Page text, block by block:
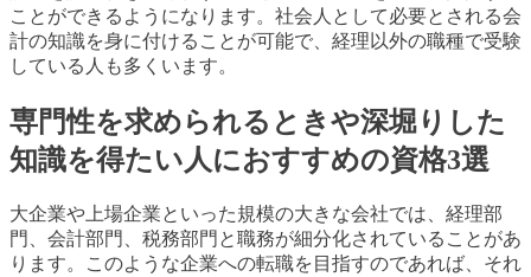
ことができるようになります。社会人として必要とされる会
計の知識を身に付けることが可能で、経理以外の職種で受験
している人も多くいます。
専門性を求められるときや深堀りした
知識を得たい人におすすめの資格3選
大企業や上場企業といった規模の大きな会社では、経理部
門、会計部門、税務部門と職務が細分化されていることがあ
ります。このような企業への転職を目指すのであれば、それ